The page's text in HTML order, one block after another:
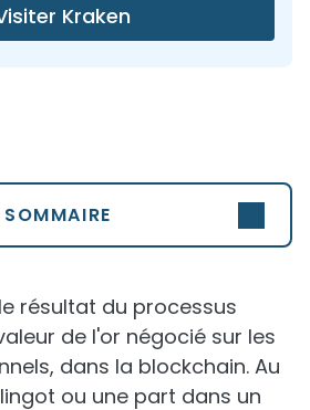
Kraken
SOMMAIRE
résultat du processus
de l'or négocié sur les
dans la blockchain. Au
ou une part dans un